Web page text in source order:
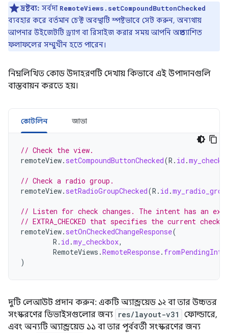
দ্রষ্টব্য: সর্বদা RemoteViews.setCompoundButtonChecked
ব্যবহার করে বর্তমান চেক্ট অবস্থাটি স্পষ্টভাবে সেট করুন, অন্যথায়
আপনার উইজেটটি ড্র্যাগ বা রিসাইজ করার সময় আপনি অপ্রত্যাশিত
ফলাফলের সম্মুখীন হতে পারেন।
নিম্নলিখিত কোড উদাহরণটি দেখায় কিভাবে এই উপাদানগুলি
বাস্তবায়ন করতে হয়।
কোটলিন জাভা
// Check the view.
remoteView. setCompoundButtonChecked(R . id .
// Check a radio group.
remoteView. setRadioGroupChecked(R . id .
// Listen for check changes. The intent has an
// EXTRA_CHECKED that specifies the current
remoteView. setOnCheckedChangeResponse(
R . id .my_checkbox,
RemoteViews .RemoteResponse.
)
দুটি লেআউট প্রদান করুন: একটি অ্যান্ড্রয়েড ১২ বা তার উচ্চতর
সংস্করণের ডিভাইসগুলোর জন্য res/layout-v31
ফোল্ডারে,
এবং অন্যটি অ্যান্ড্রয়েড ১১ বা তার পূর্ববর্তী সংস্করণের জন্য